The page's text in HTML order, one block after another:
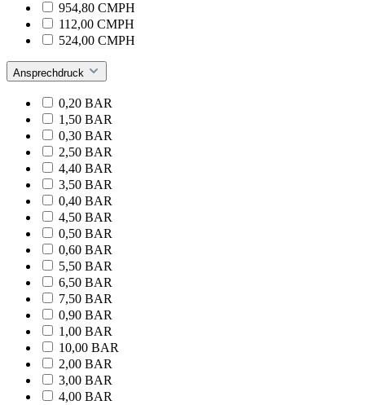
954,80 CMPH
112,00 CMPH
524,00 CMPH
Ansprechdruck
0,20 BAR
1,50 BAR
0,30 BAR
2,50 BAR
4,40 BAR
3,50 BAR
0,40 BAR
4,50 BAR
0,50 BAR
0,60 BAR
5,50 BAR
6,50 BAR
7,50 BAR
0,90 BAR
1,00 BAR
10,00 BAR
2,00 BAR
3,00 BAR
4,00 BAR